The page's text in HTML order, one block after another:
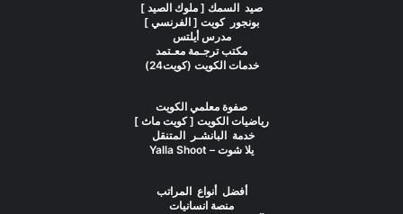
صيد السمك [ ملوك الصيد ]
بونجور كويت [ الفرنسي ]
مدرس أيلتس
مكتب ترجـمة معـتمد
خدمات الكويت (كويت24)
صفوة معلمي الكويت
رياضيات الكويت [ كويت ماث ]
خدمة البانشـر المتنقل
يلا شوت – Yalla Shoot
أفضل أنواع المراتب
منصة انسانيات